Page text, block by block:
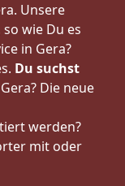
Unsere
wie Du es
in Gera?
Du suchst
Die neue
werden?
mit oder